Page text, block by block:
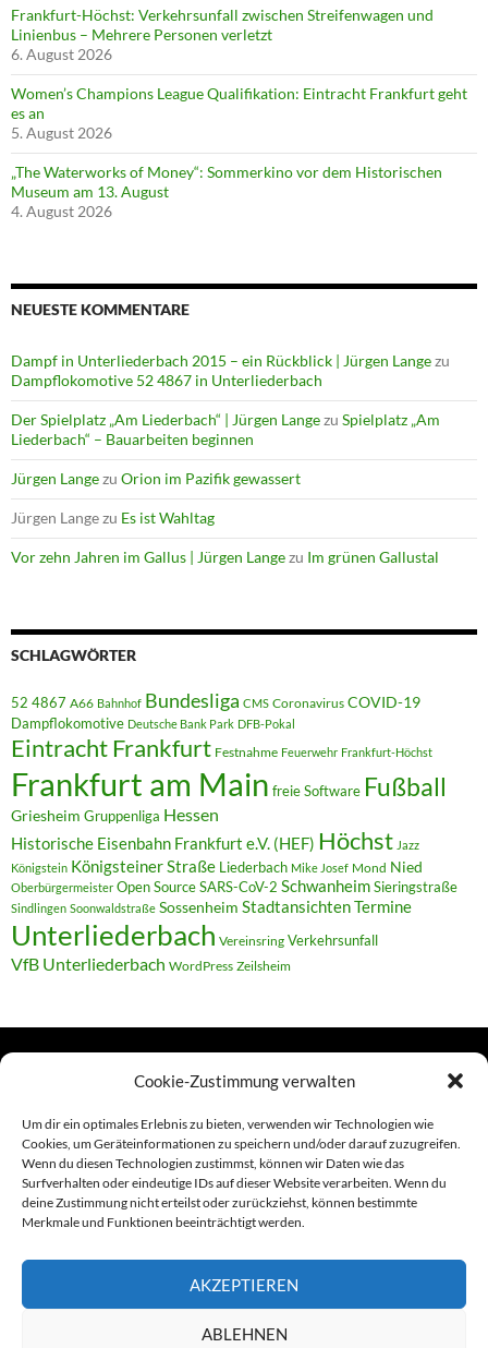
Cookie-Zustimmung verwalten
Um dir ein optimales Erlebnis zu bieten, verwenden wir Technologien wie
Cookies, um Geräteinformationen zu speichern und/oder darauf zuzugreifen.
Wenn du diesen Technologien zustimmst, können wir Daten wie das
Surfverhalten oder eindeutige IDs auf dieser Website verarbeiten. Wenn du
deine Zustimmung nicht erteilst oder zurückziehst, können bestimmte
Merkmale und Funktionen beeinträchtigt werden.
AKZEPTIEREN
ABLEHNEN
Frankfurt-Höchst: Verkehrsunfall zwischen Streifenwagen und
Linienbus – Mehrere Personen verletzt
6. August 2026
Women’s Champions League Qualifikation: Eintracht Frankfurt geht
es an
5. August 2026
„The Waterworks of Money“: Sommerkino vor dem Historischen
Museum am 13. August
4. August 2026
NEUESTE KOMMENTARE
Dampf in Unterliederbach 2015 – ein Rückblick | Jürgen Langezu
Dampflokomotive 52 4867 in Unterliederbach
Der Spielplatz „Am Liederbach“ | Jürgen Langezu Spielplatz „Am
Liederbach“ – Bauarbeiten beginnen
Jürgen Langezu Orion im Pazifik gewassert
Jürgen Langezu Es ist Wahltag
Vor zehn Jahren im Gallus | Jürgen Langezu Im grünen Gallustal
SCHLAGWÖRTER
52 4867 A66 Bahnhof Bundesliga CMS Coronavirus COVID-19
Dampflokomotive Deutsche Bank Park DFB-Pokal
Eintracht Frankfurt Festnahme Feuerwehr Frankfurt-Höchst
Frankfurt am Main freie Software Fußball
Griesheim Gruppenliga Hessen
Historische Eisenbahn Frankfurt e.V. (HEF) Höchst Jazz
Königstein Königsteiner Straße Liederbach Mike Josef Mond Nied
Oberbürgermeister Open SourceSARS-CoV-2 SchwanheimSieringstraße
Sindlingen Soonwaldstraße Sossenheim StadtansichtenTermine
Unterliederbach Vereinsring Verkehrsunfall
VfB Unterliederbach WordPress Zeilsheim
Links
Amiga (alt in Seite)
Amiga-News
Foto-Spaziergänge (Mainzauber)